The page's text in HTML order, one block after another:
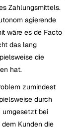
Zahlungsmittels.
agierende
wäre es de Facto
das lang
die
hat.
zumindest
durch
umgesetzt bei
Kunden die